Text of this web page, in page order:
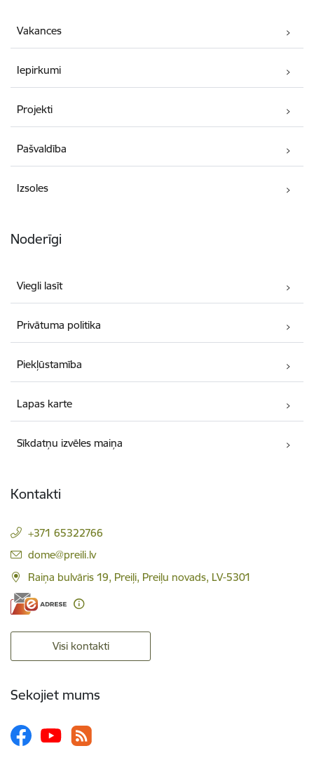
Vakances
Iepirkumi
Projekti
Pašvaldība
Izsoles
Noderīgi
Viegli lasīt
Privātuma politika
Piekļūstamība
Lapas karte
Sīkdatņu izvēles maiņa
Kontakti
+371 65322766
E-pasts:
dome@preili.lv
Raiņa bulvāris 19, Preiļi, Preiļu novads, LV-5301
Visi kontakti
Sekojiet mums